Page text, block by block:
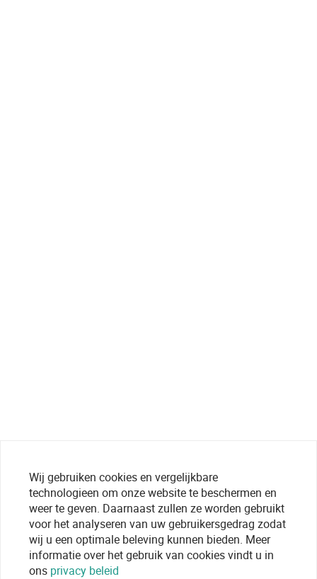
Wij gebruiken cookies en vergelijkbare
technologieen om onze website te beschermen en
weer te geven. Daarnaast zullen ze worden gebruikt
voor het analyseren van uw gebruikersgedrag zodat
wij u een optimale beleving kunnen bieden. Meer
informatie over het gebruik van cookies vindt u in
ons privacy beleid